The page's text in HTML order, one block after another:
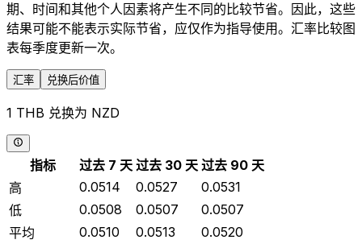
期、时间和其他个人因素将产生不同的比较节省。因此，这些
结果可能不能表示实际节省，应仅作为指导使用。汇率比较图
表每季度更新一次。
汇率 兑换后价值
1 THB 兑换为 NZD
指标 过去 7 天 过去 30 天 过去 90 天
高
0.0514 0.0527
0.0531
低
0.0508 0.0507
0.0507
平均
0.0510 0.0513
0.0520